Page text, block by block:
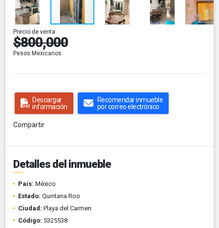
Precio de venta
$800,000
Pesos Mexicanos
Descargar
información
Recomendar inmueble
por correo electrónico
Compartir
Detalles del inmueble
País: México
Estado: Quintana Roo
Ciudad: Playa del Carmen
Código: 5325538